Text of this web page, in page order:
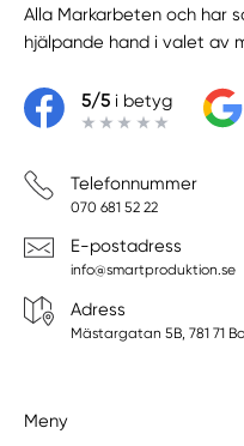
Alla Markarbeten och har
hjälpande hand i valet av
5/5i betyg
Telefonnummer
070 681 52 22
E-postadress
info@smartproduktion.se
Adress
Mästargatan 5B, 781 71
Meny